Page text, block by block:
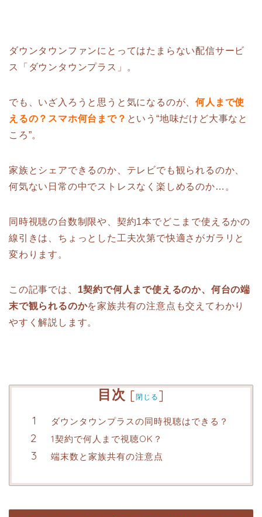
ダウンタウンファンにとってはたまらない配信サービ
ス「ダウンタウンプラス」。
でも、いざ入ろうと思うと気になるのが、何人まで使
えるの？スマホ何台まで？ という“地味だけど大事なと
ころ”。
家族とシェアできるのか、テレビでも観られるのか、
何気ない日常の中でストレスなく楽しめるのか…。
同時視聴の台数制限や、契約1本でどこまで使えるかの
線引きは、ちょっとした工夫次第で快適さがガラリと
変わります。
この記事では、 1契約で何人まで使えるのか、何台の端
末で観られるのかを家族共有の注意点も交えてわかり
やすく解説します。
目次 [閉じる ]
ダウンタウンプラスの同時視聴はできる？
1契約で何人まで視聴OK？
端末数と家族共有の注意点